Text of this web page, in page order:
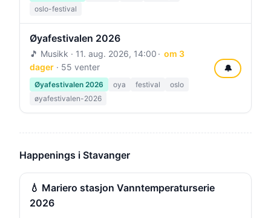
oslo-festival
Øyafestivalen 2026
🎵 Musikk · 11. aug. 2026, 14:00
om 3
dager · 55 venter
Øyafestivalen 2026 oya festival
oslo
øyafestivalen-2026
🔔
Happenings i Stavanger
💧 Mariero stasjon Vanntemperaturserie
2026